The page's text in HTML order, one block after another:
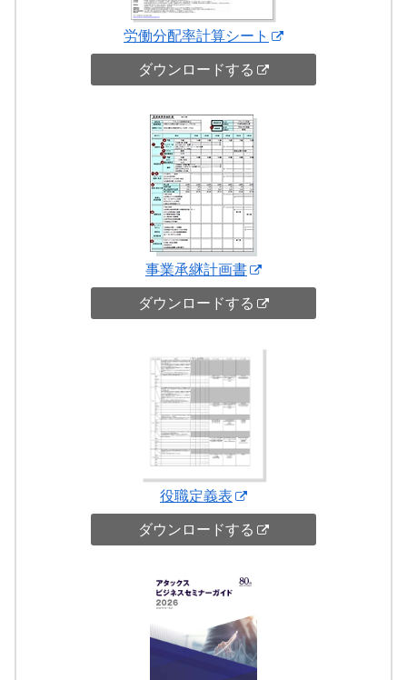
労働分配率計算シート
ダウンロードする
事業承継計画書
ダウンロードする
役職定義表
ダウンロードする